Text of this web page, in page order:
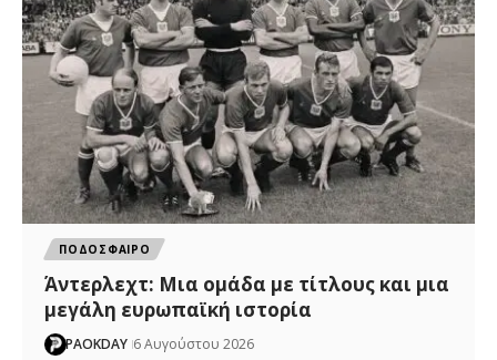
ΠΟΔΟΣΦΑΙΡΟ
Άντερλεχτ: Mια ομάδα με τίτλους και μια
μεγάλη ευρωπαϊκή ιστορία
PAOKDAY 6 Αυγούστου 2026